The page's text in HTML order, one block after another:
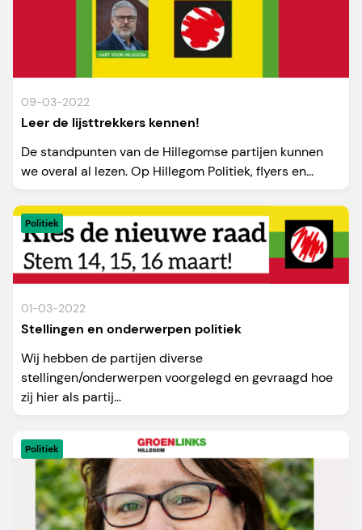
09-03-2022
Leer de lijsttrekkers kennen!
De standpunten van de Hillegomse partijen kunnen
we overal al lezen. Op Hillegom Politiek, flyers en...
Politiek
01-03-2022
Stellingen en onderwerpen politiek
Wij hebben de partijen diverse
stellingen/onderwerpen voorgelegd en gevraagd hoe
zij hier als partij...
Politiek